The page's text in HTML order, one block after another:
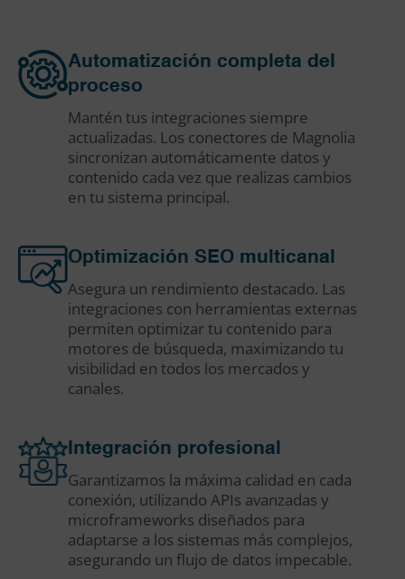
Automatización completa del
proceso
Mantén tus integraciones siempre
actualizadas. Los conectores de Magnolia
sincronizan automáticamente datos y
contenido cada vez que realizas cambios
en tu sistema principal.
Optimización SEO multicanal
Asegura un rendimiento destacado. Las
integraciones con herramientas externas
permiten optimizar tu contenido para
motores de búsqueda, maximizando tu
visibilidad en todos los mercados y
canales.
Integración profesional
Garantizamos la máxima calidad en cada
conexión, utilizando APIs avanzadas y
microframeworks diseñados para
adaptarse a los sistemas más complejos,
asegurando un flujo de datos impecable.